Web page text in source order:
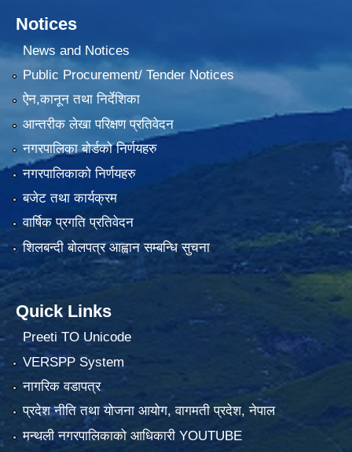
Notices
News and Notices
Public Procurement/ Tender Notices
ऐन,कानून तथा निर्देशिका
आन्तरीक लेखा परिक्षण प्रतिवेदन
नगरपालिका बोर्डको निर्णयहरु
नगरपालिकाको निर्णयहरु
बजेट तथा कार्यक्रम
वार्षिक प्रगति प्रतिवेदन
शिलबन्दी बोलपत्र आह्वान सम्बन्धि सुचना
Quick Links
Preeti TO Unicode
VERSPP System
नागरिक वडापत्र
प्रदेश नीति तथा योजना आयोग, वागमती प्रदेश, नेपाल
मन्थली नगरपालिकाको आधिकारी YOUTUBE